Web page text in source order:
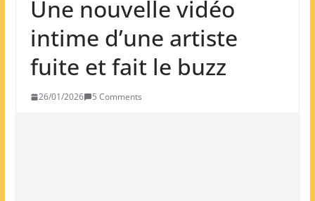
Une nouvelle vidéo
intime d’une artiste
fuite et fait le buzz
26/01/2026 5 Comments